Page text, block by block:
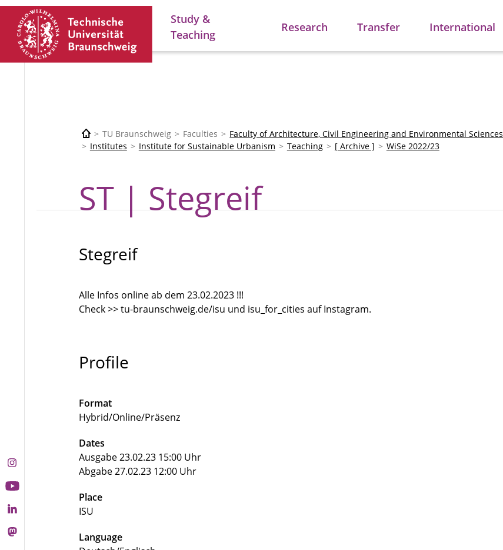
Study &
Teaching
Research Transfer International
TU Braunschweig Faculties
Faculty of Architecture, Civil Engineering and Environmental Sciences
Institutes
Institute for Sustainable Urbanism Teaching [ Archive ] WiSe 2022/23
ST | Stegreif
Stegreif
Alle Infos online ab dem 23.02.2023 !!!
Check >> tu-braunschweig.de/isu und isu_for_cities auf Instagram.
Profile
Format
Hybrid/Online/Präsenz
Dates
Ausgabe 23.02.23 15:00 Uhr
Abgabe 27.02.23 12:00 Uhr
Place
ISU
Language